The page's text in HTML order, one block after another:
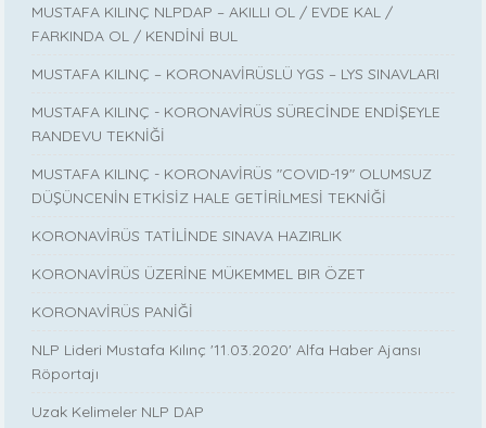
MUSTAFA KILINÇ NLPDAP – AKILLI OL / EVDE KAL /
FARKINDA OL / KENDİNİ BUL
MUSTAFA KILINÇ – KORONAVİRÜSLÜ YGS – LYS SINAVLARI
MUSTAFA KILINÇ - KORONAVİRÜS SÜRECİNDE ENDİŞEYLE
RANDEVU TEKNİĞİ
MUSTAFA KILINÇ - KORONAVİRÜS "COVID-19" OLUMSUZ
DÜŞÜNCENİN ETKİSİZ HALE GETİRİLMESİ TEKNİĞİ
KORONAVİRÜS TATİLİNDE SINAVA HAZIRLIK
KORONAVİRÜS ÜZERİNE MÜKEMMEL BIR ÖZET
KORONAVİRÜS PANİĞİ
NLP Lideri Mustafa Kılınç '11.03.2020' Alfa Haber Ajansı
Röportajı
Uzak Kelimeler NLP DAP